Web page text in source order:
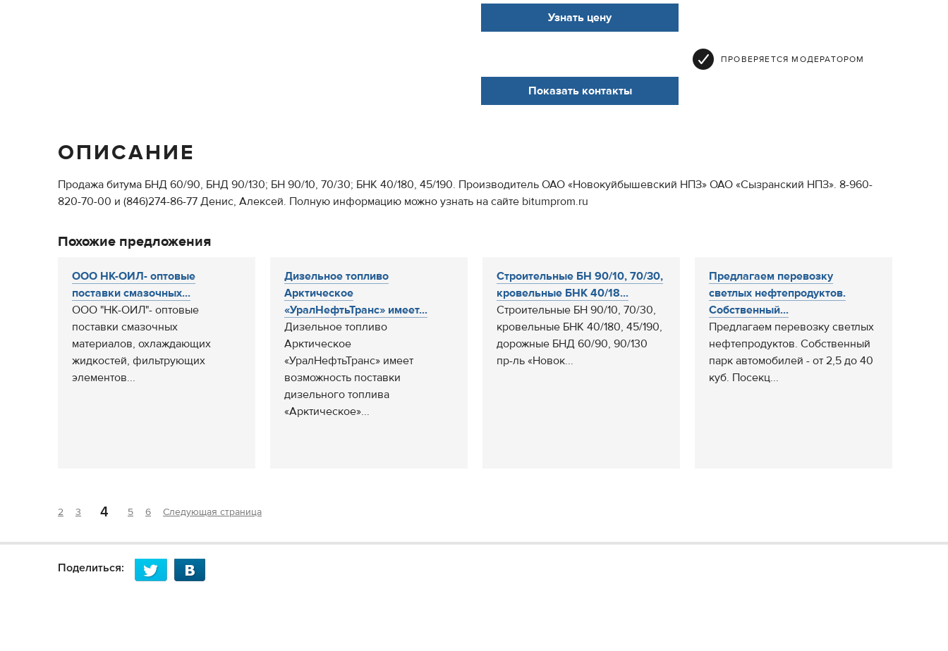
Узнать цену
ПРОВЕРЯЕТСЯ МОДЕРАТОРОМ
Показать контакты
ОПИСАНИЕ
Продажа битума БНД 60/90, БНД 90/130; БН 90/10, 70/30; БНК 40/180, 45/190. Производитель ОАО «Новокуйбышевский НПЗ» ОАО «Сызранский НПЗ». 8-960-
820-70-00 и (846)274-86-77 Денис, Алексей. Полную информацию можно узнать на сайте bitumprom.ru
Похожие предложения
ООО НК-ОИЛ- оптовые
поставки смазочных...
ООО "НК-ОИЛ"- оптовые
поставки смазочных
материалов, охлаждающих
жидкостей, фильтрующих
элементов...
Дизельное топливо
Арктическое
«УралНефтьТранс» имеет...
Дизельное топливо
Арктическое
«УралНефтьТранс» имеет
возможность поставки
дизельного топлива
«Арктическое»...
Строительные БН 90/10, 70/30,
кровельные БНК 40/18...
Строительные БН 90/10, 70/30,
кровельные БНК 40/180, 45/190,
дорожные БНД 60/90, 90/130
пр-ль «Новок...
Предлагаем перевозку
светлых нефтепродуктов.
Собственный...
Предлагаем перевозку светлых
нефтепродуктов. Собственный
парк автомобилей - от 2,5 до 40
куб. Посекц...
2 3 4 5 6 Следующая страница
Поделиться: